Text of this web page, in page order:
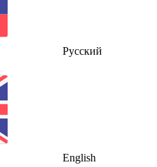
Русский
English